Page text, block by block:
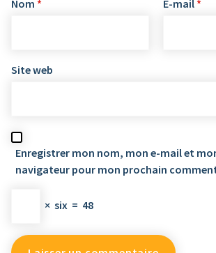
Nom * E-mail *
Site web
Enregistrer mon nom, mon e-mail et
navigateur pour mon prochain
× six = 48